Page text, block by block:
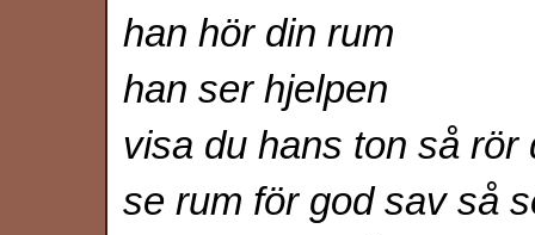
han hör din rum
han ser hjelpen
visa du hans ton så rör
se rum för god sav så